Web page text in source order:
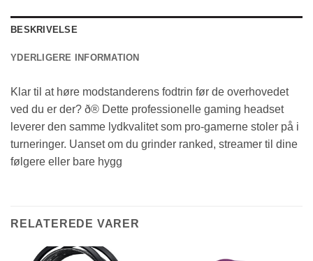
BESKRIVELSE
YDERLIGERE INFORMATION
Klar til at høre modstanderens fodtrin før de overhovedet
ved du er der? ð® Dette professionelle gaming headset
leverer den samme lydkvalitet som pro-gamerne stoler på i
turneringer. Uanset om du grinder ranked, streamer til dine
følgere eller bare hygg
RELATEREDE VARER